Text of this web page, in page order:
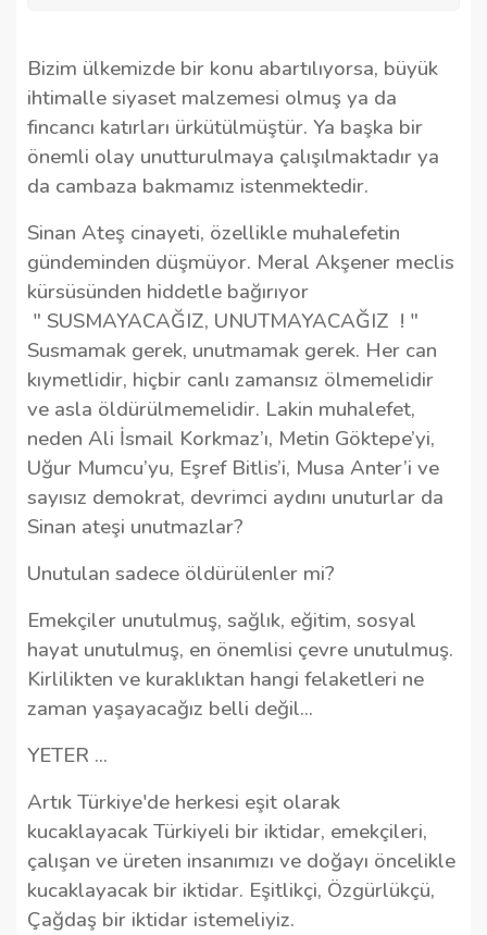
Bizim ülkemizde bir konu abartılıyorsa, büyük
ihtimalle siyaset malzemesi olmuş ya da
fincancı katırları ürkütülmüştür. Ya başka bir
önemli olay unutturulmaya çalışılmaktadır ya
da cambaza bakmamız istenmektedir.
Sinan Ateş cinayeti, özellikle muhalefetin
gündeminden düşmüyor. Meral Akşener meclis
kürsüsünden hiddetle bağırıyor
" SUSMAYACAĞIZ, UNUTMAYACAĞIZ ! "
Susmamak gerek, unutmamak gerek. Her can
kıymetlidir, hiçbir canlı zamansız ölmemelidir
ve asla öldürülmemelidir. Lakin muhalefet,
neden Ali İsmail Korkmaz’ı, Metin Göktepe’yi,
Uğur Mumcu’yu, Eşref Bitlis’i, Musa Anter’i ve
sayısız demokrat, devrimci aydını unuturlar da
Sinan ateşi unutmazlar?
Unutulan sadece öldürülenler mi?
Emekçiler unutulmuş, sağlık, eğitim, sosyal
hayat unutulmuş, en önemlisi çevre unutulmuş.
Kirlilikten ve kuraklıktan hangi felaketleri ne
zaman yaşayacağız belli değil...
YETER …
Artık Türkiye'de herkesi eşit olarak
kucaklayacak Türkiyeli bir iktidar, emekçileri,
çalışan ve üreten insanımızı ve doğayı öncelikle
kucaklayacak bir iktidar. Eşitlikçi, Özgürlükçü,
Çağdaş bir iktidar istemeliyiz.